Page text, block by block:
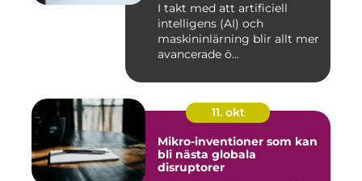
I takt med att artificiell
intelligens (AI) och
maskininlärning blir allt mer
avancerade ö...
11. okt
Mikro-inventioner som kan
bli nästa globala
disruptorer